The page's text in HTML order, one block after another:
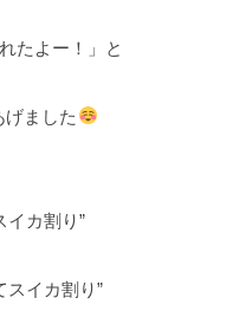
たよー！」と
ました
イカ割り”
スイカ割り”